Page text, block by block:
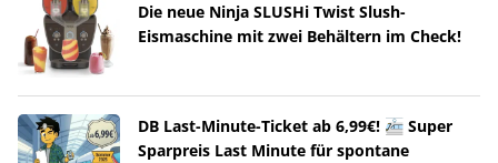
Die neue Ninja SLUSHi Twist Slush-
Eismaschine mit zwei Behältern im Check!
DB Last-Minute-Ticket ab 6,99€! 🚈 Super
Sparpreis Last Minute für spontane